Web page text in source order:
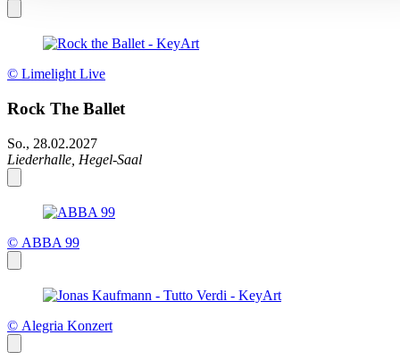
© Limelight Live
Rock The Ballet
So., 28.02.2027
Liederhalle, Hegel-Saal
© ABBA 99
© Alegria Konzert